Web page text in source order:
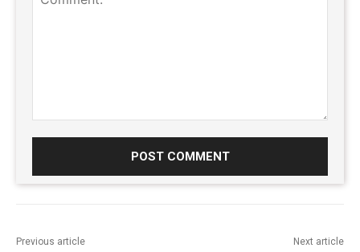
Previous article Next article